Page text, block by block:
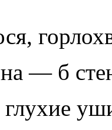
— б
глухие